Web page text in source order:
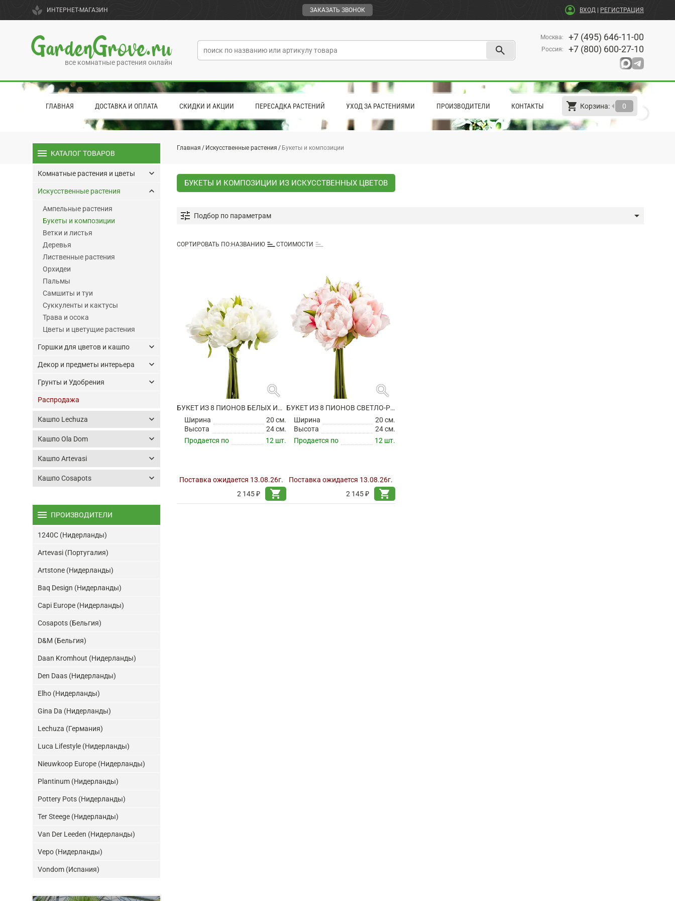
spa ИНТЕРНЕТ-МАГАЗИН ЗАКАЗАТЬ ЗВОНОК account_circle ВХОД РЕГИСТРАЦИЯ
GardenGrove.ru
все комнатные растения онлайн
search
Москва: +7 (495) 646-11-00
Россия: +7 (800) 600-27-10
ГЛАВНАЯ ДОСТАВКА И ОПЛАТА СКИДКИ И АКЦИИ ПЕРЕСАДКА РАСТЕНИЙ УХОД ЗА РАСТЕНИЯМИ ПРОИЗВОДИТЕЛИ КОНТАКТЫ shopping_cart Корзина: 0
arrow_left
Главная Искусственные растения Букеты и композиции
БУКЕТЫ И КОМПОЗИЦИИ ИЗ ИСКУССТВЕННЫХ ЦВЕТОВ
tune Подбор по параметрам arrow_drop_down
СОРТИРОВАТЬ ПО: НАЗВАНИЮ sortСТОИМОСТИ sort
search
БУКЕТ ИЗ 8 ПИОНОВ БЕЛЫХ ИСКУССТВЕННЫХ
Ширина
20 см.
Высота
24 см.
Продается по
12 шт.
Поставка ожидается 13.08.26г.
2 145 ₽
shopping_cart
search
БУКЕТ ИЗ 8 ПИОНОВ СВЕТЛО-РОЗОВЫХ ИСКУССТВЕННЫХ
Ширина
20 см.
Высота
24 см.
Продается по
12 шт.
Поставка ожидается 13.08.26г.
2 145 ₽
shopping_cart
menu КАТАЛОГ ТОВАРОВ
Комнатные растения и цветы keyboard_arrow_down
Искусственные растения keyboard_arrow_up
Ампельные растения
Букеты и композиции
Ветки и листья
Деревья
Лиственные растения
Орхидеи
Пальмы
Самшиты и туи
Суккуленты и кактусы
Трава и осока
Цветы и цветущие растения
Горшки для цветов и кашпо keyboard_arrow_down
Декор и предметы интерьера keyboard_arrow_down
Грунты и Удобрения keyboard_arrow_down
Распродажа
Кашпо Lechuza keyboard_arrow_down
Кашпо Ola Dom keyboard_arrow_down
Кашпо Artevasi keyboard_arrow_down
Кашпо Cosapots keyboard_arrow_down
menu ПРОИЗВОДИТЕЛИ
1240C (Нидерланды)
Artevasi (Португалия)
Artstone (Нидерланды)
Baq Design (Нидерланды)
Capi Europe (Нидерланды)
Cosapots (Бельгия)
D&M (Бельгия)
Daan Kromhout (Нидерланды)
Den Daas (Нидерланды)
Elho (Нидерланды)
Gina Da (Нидерланды)
Lechuza (Германия)
Luca Lifestyle (Нидерланды)
Nieuwkoop Europe (Нидерланды)
Plantinum (Нидерланды)
Pottery Pots (Нидерланды)
Ter Steege (Нидерланды)
Van Der Leeden (Нидерланды)
Vepo (Нидерланды)
Vondom (Испания)